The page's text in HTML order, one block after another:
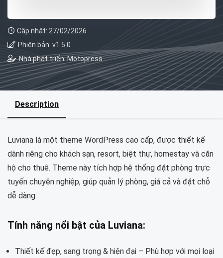
Cập nhật: 27/02/2026
Phiên bản: v1.5.0
Nhà phát triển: Motopress
Description
Luviana là một theme WordPress cao cấp, được thiết kế
dành riêng cho khách sạn, resort, biệt thự, homestay và căn
hộ cho thuê. Theme này tích hợp hệ thống đặt phòng trực
tuyến chuyên nghiệp, giúp quản lý phòng, giá cả và đặt chỗ
dễ dàng.
Tính năng nổi bật của Luviana:
Thiết kế đẹp, sang trọng & hiện đại – Phù hợp với mọi loại